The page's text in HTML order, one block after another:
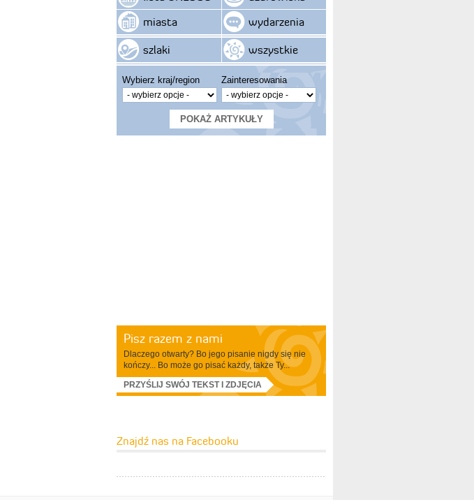
miasta
szlaki
wydarzenia
wszystkie
Wybierz kraj/region Zainteresowania
Pisz razem z nami
Dlaczego otwarty? Bo jego pisanie nigdy się nie
kończy... Bo może go pisać każdy, także Ty...
PRZYŚLIJ SWÓJ TEKST I ZDJĘCIA
Znajdź nas na Facebooku